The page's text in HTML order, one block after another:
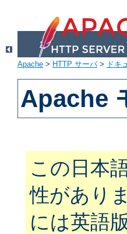
Apache > HTTP サーバ> ドキ
Apache
この日本
性があり
には英語